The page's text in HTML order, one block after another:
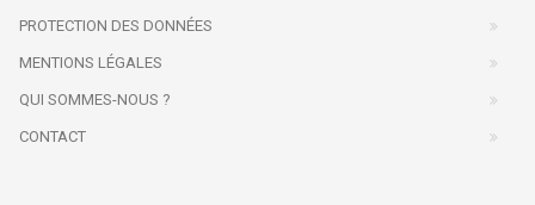
PROTECTION DES DONNÉES
MENTIONS LÉGALES
QUI SOMMES-NOUS ?
CONTACT